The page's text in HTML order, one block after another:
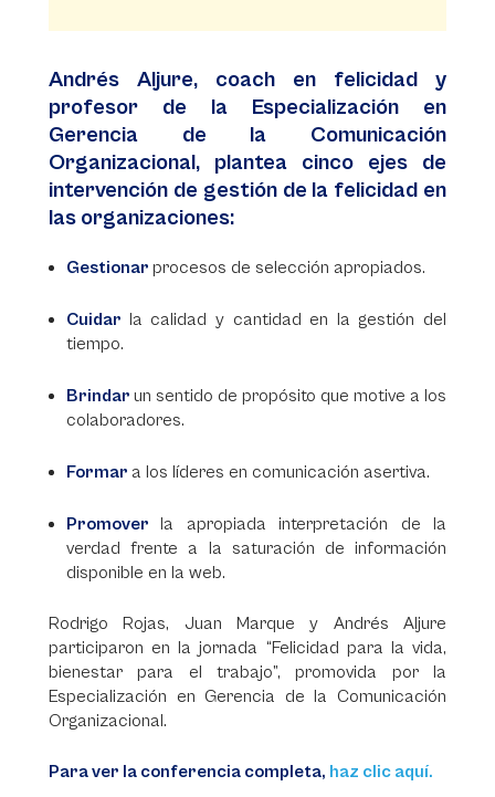
Andrés Aljure, coach en felicidad y
profesor de la Especialización en
Gerencia de la Comunicación
Organizacional, plantea cinco ejes de
intervención de gestión de la felicidad en
las organizaciones:
Gestionar procesos de selección apropiados.
Cuidar la calidad y cantidad en la gestión del
tiempo.
Brindar un sentido de propósito que motive a los
colaboradores.
Formar a los líderes en comunicación asertiva.
Promoverla apropiada interpretación de la
verdad frente a la saturación de información
disponible en la web.
Rodrigo Rojas, Juan Marque y Andrés Aljure
participaron en la jornada “Felicidad para la vida,
bienestar para el trabajo”, promovida por la
Especialización en Gerencia de la Comunicación
Organizacional.
Para ver la conferencia completa, haz clic aquí.